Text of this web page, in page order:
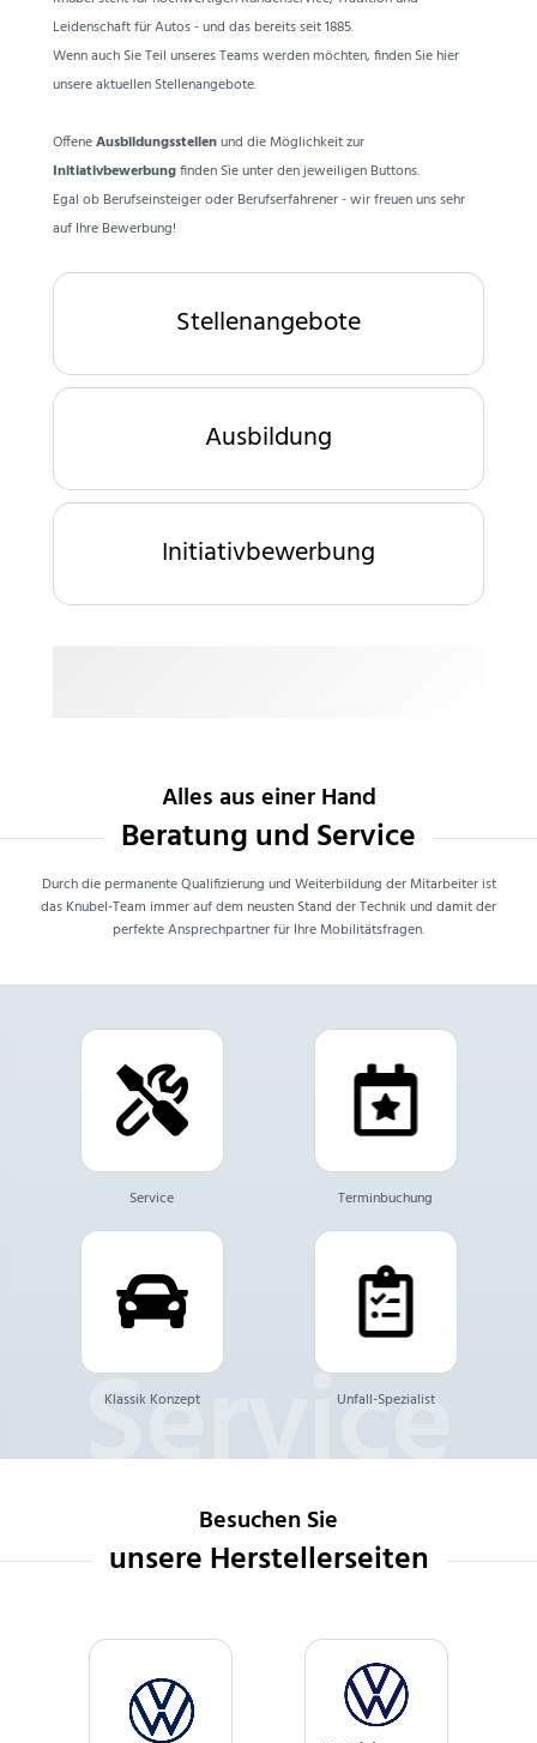
Leidenschaft für Autos - und das bereits seit 1885.
Wenn auch Sie Teil unseres Teams werden möchten, finden Sie hier
unsere aktuellen Stellenangebote.
OffeneAusbildungsstellenund die Möglichkeit zur
Initiativbewerbungfinden Sie unter den jeweiligen Buttons.
Egal ob Berufseinsteiger oder Berufserfahrener - wir freuen uns sehr
auf Ihre Bewerbung!
Stellenangebote
Ausbildung
Initiativbewerbung
Alles aus einer Hand
Beratung und Service
Durch die permanente Qualifizierung und Weiterbildung der Mitarbeiter ist
das Knubel-Team immer auf dem neusten Stand der Technik und damit der
perfekte Ansprechpartner für Ihre Mobilitätsfragen.
Service Terminbuchung
Klassik Konzept Unfall-Spezialist
Besuchen Sie
unsere Herstellerseiten